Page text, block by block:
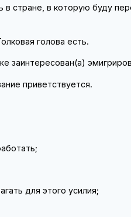
стране, в которую буду
голова есть.
приветствуется.
для этого усилия;